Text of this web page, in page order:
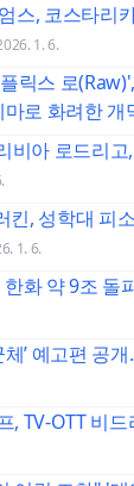
스, 코스타리
1. 6.
릭스 로
로 화려한 개
비아 로드리고
킨, 성학대 피
1. 6.
한화 약 9조
체’ 예고편 공
, TV-OTT 비